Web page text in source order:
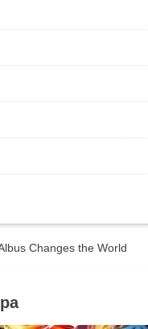
Changes the World